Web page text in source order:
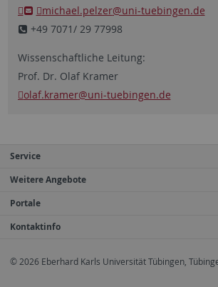
michael.pelzer@uni-tuebingen.de
+49 7071/ 29 77998
Wissenschaftliche Leitung:
Prof. Dr. Olaf Kramer
olaf.kramer@uni-tuebingen.de
Service
Weitere Angebote
Portale
Kontaktinfo
© 2026 Eberhard Karls Universität Tübingen,